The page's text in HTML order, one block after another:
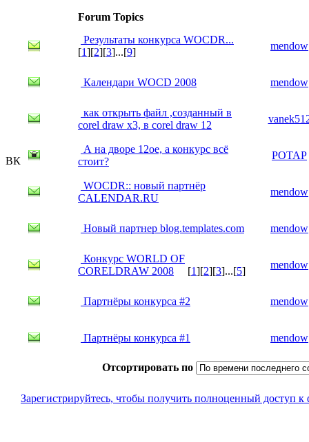
ВК
Forum Topics
Результаты конкурса WOCDR...
[1][2][3]...[9]
mendow
Календари WOCD 2008 mendow
как открыть файл ,созданный в
corel draw x3, в corel draw 12
А на дворе 12ое, а конкурс всё
стоит?
POTAP
WOCDR:: новый партнёр
CALENDAR.RU
mendow
Новый партнер blog.templates.com mendow
Конкурс WORLD OF
CORELDRAW 2008
[1][2][3]...[5]
mendow
Партнёры конкурса #2 mendow
Партнёры конкурса #1 mendow
Отсортировать по
Зарегистрируйтесь, чтобы получить полноценный доступ